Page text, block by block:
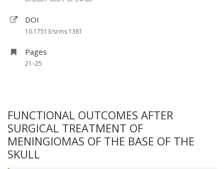
DOI
10.17513/srms.1381
Pages
21–25
FUNCTIONAL OUTCOMES AFTER
SURGICAL TREATMENT OF
MENINGIOMAS OF THE BASE OF THE
SKULL